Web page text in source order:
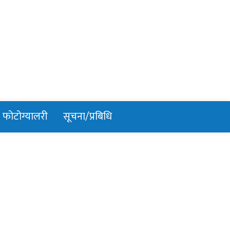
फोटोग्यालरी सूचना/प्रबिधि